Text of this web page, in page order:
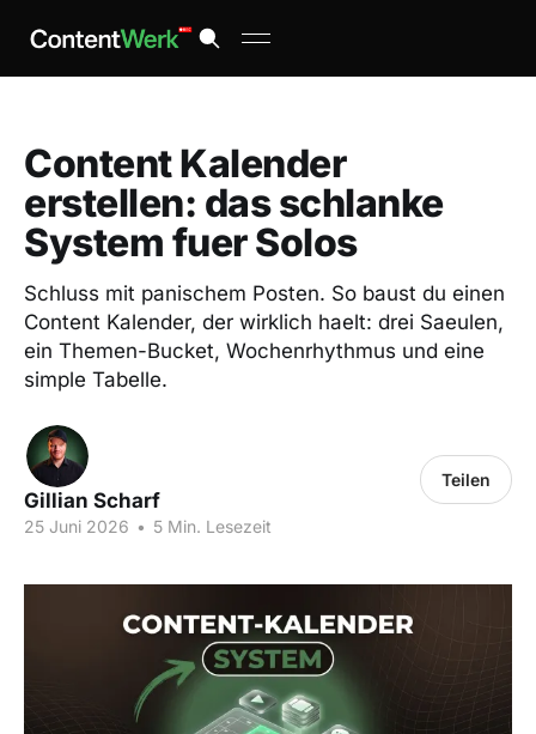
Content Kalender
erstellen: das schlanke
System fuer Solos
Schluss mit panischem Posten. So baust du einen
Content Kalender, der wirklich haelt: drei Saeulen,
ein Themen-Bucket, Wochenrhythmus und eine
simple Tabelle.
Gillian Scharf
25 Juni 2026 • 5 Min. Lesezeit
Teilen